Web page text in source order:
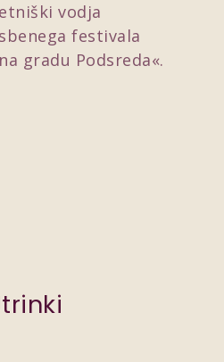
vodja
festivala
gradu Podsreda«.